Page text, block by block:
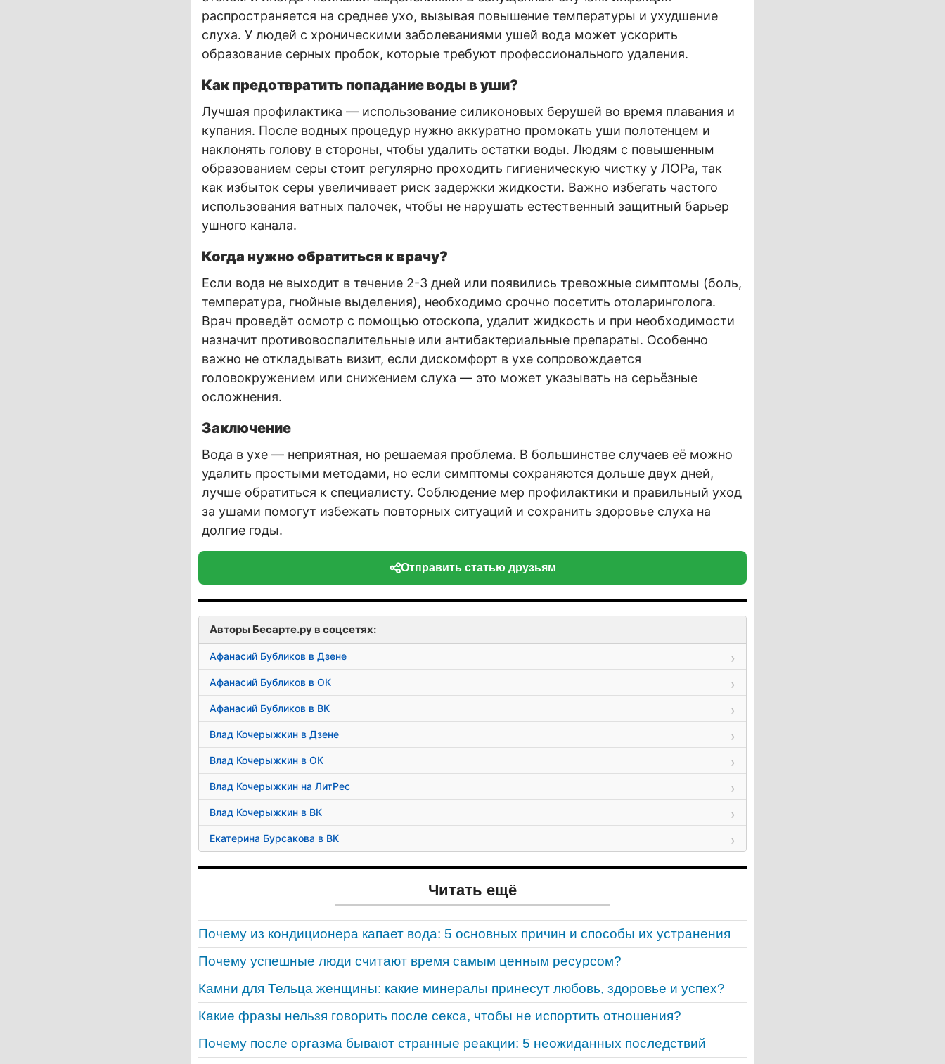
распространяется на среднее ухо, вызывая повышение температуры и ухудшение
слуха. У людей с хроническими заболеваниями ушей вода может ускорить
образование серных пробок, которые требуют профессионального удаления.
Как предотвратить попадание воды в уши?
Лучшая профилактика — использование силиконовых берушей во время плавания и
купания. После водных процедур нужно аккуратно промокать уши полотенцем и
наклонять голову в стороны, чтобы удалить остатки воды. Людям с повышенным
образованием серы стоит регулярно проходить гигиеническую чистку у ЛОРа, так
как избыток серы увеличивает риск задержки жидкости. Важно избегать частого
использования ватных палочек, чтобы не нарушать естественный защитный барьер
ушного канала.
Когда нужно обратиться к врачу?
Если вода не выходит в течение 2-3 дней или появились тревожные симптомы (боль,
температура, гнойные выделения), необходимо срочно посетить отоларинголога.
Врач проведёт осмотр с помощью отоскопа, удалит жидкость и при необходимости
назначит противовоспалительные или антибактериальные препараты. Особенно
важно не откладывать визит, если дискомфорт в ухе сопровождается
головокружением или снижением слуха — это может указывать на серьёзные
осложнения.
Заключение
Вода в ухе — неприятная, но решаемая проблема. В большинстве случаев её можно
удалить простыми методами, но если симптомы сохраняются дольше двух дней,
лучше обратиться к специалисту. Соблюдение мер профилактики и правильный уход
за ушами помогут избежать повторных ситуаций и сохранить здоровье слуха на
долгие годы.
Отправить статью друзьям
Авторы Бесарте.ру в соцсетях:
Афанасий Бубликов в Дзене
Афанасий Бубликов в ОК
Афанасий Бубликов в ВК
Влад Кочерыжкин в Дзене
Влад Кочерыжкин в ОК
Влад Кочерыжкин на ЛитРес
Влад Кочерыжкин в ВК
Екатерина Бурсакова в ВК
Читать ещё
Почему из кондиционера капает вода: 5 основных причин и способы их устранения
Почему успешные люди считают время самым ценным ресурсом?
Камни для Тельца женщины: какие минералы принесут любовь, здоровье и успех?
Какие фразы нельзя говорить после секса, чтобы не испортить отношения?
Почему после оргазма бывают странные реакции: 5 неожиданных последствий